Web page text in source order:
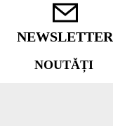
NEWSLETTER
NOUTĂȚI